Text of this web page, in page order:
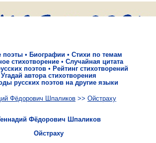
поэты • Биографии • Стихи по темам
стихотворение• Случайная цитата
поэтов • Рейтинг стихотворений
Угадай автора стихотворения
русских поэтов на другие языки
Фёдорович Шпаликов >> Ойстраху
Фёдорович Шпаликов
Ойстраху